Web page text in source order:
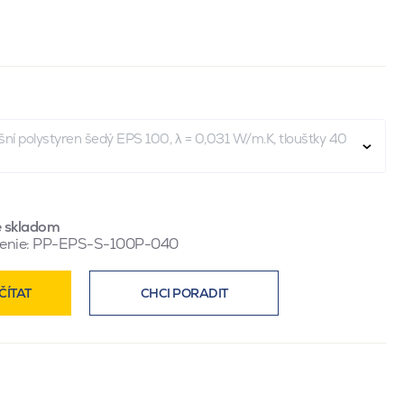
polystyren šedý EPS 100, λ = 0,031 W/m.K, tloušťky 40
skladom
PP-EPS-S-100P-040
CHCI PORADIT